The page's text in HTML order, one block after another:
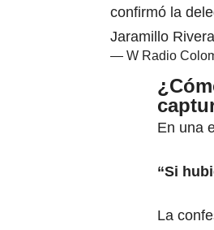
confirmó la
Jaramillo
— W Radio
En una
“Si
La